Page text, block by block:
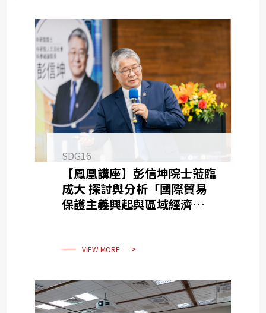
SDG16
【鳳凰講座】彭信坤院士蒞臨
成大 探討與分析「國際貿易
保護主義興起與區域經濟整合
VIEW MORE